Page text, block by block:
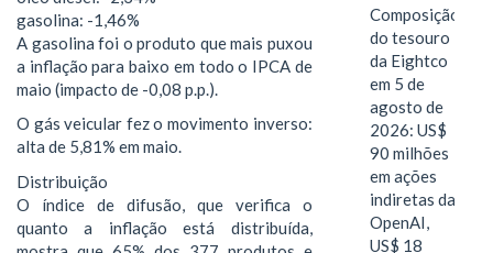
gasolina: -1,46%
A gasolina foi o produto que mais puxou
a inflação para baixo em todo o IPCA de
maio (impacto de -0,08 p.p.).
O gás veicular fez o movimento inverso:
alta de 5,81% em maio.
Distribuição
O índice de difusão, que verifica o
quanto a inflação está distribuída,
Composição
do tesouro
da Eightco
em 5 de
agosto de
2026: US$
90 milhões
em ações
indiretas da
OpenAI,
US$ 18